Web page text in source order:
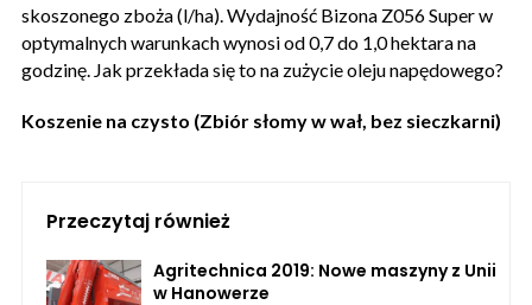
skoszonego zboża (l/ha). Wydajność Bizona Z056 Super w
optymalnych warunkach wynosi od 0,7 do 1,0 hektara na
godzinę. Jak przekłada się to na zużycie oleju napędowego?
Koszenie na czysto (Zbiór słomy w wał, bez sieczkarni)
Przeczytaj również
Agritechnica 2019: Nowe maszyny z Unii
w Hanowerze